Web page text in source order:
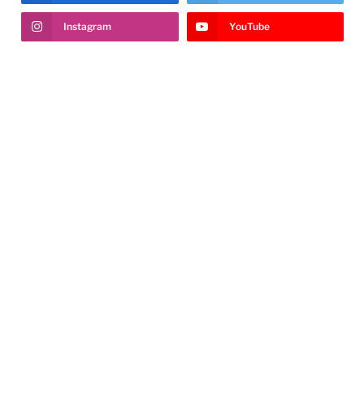
Instagram YouTube